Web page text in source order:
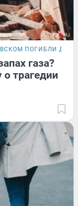
ПОГИБЛИ ДВА
газа?
трагедии